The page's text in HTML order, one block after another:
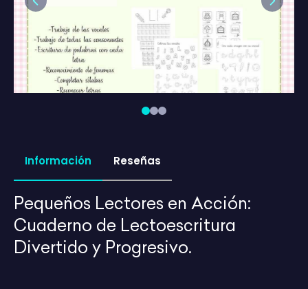
Previous Next
Información Reseñas
Pequeños Lectores en Acción:
Cuaderno de Lectoescritura
Divertido y Progresivo.